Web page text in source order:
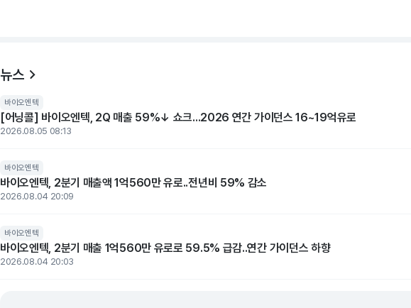
뉴스
바이오엔텍
[어닝콜] 바이오엔텍, 2Q 매출 59%↓ 쇼크...2026 연간 가이던스 16~19억유로
2026.08.05 08:13
바이오엔텍
바이오엔텍, 2분기 매출액 1억560만 유로..전년비 59% 감소
2026.08.04 20:09
바이오엔텍
바이오엔텍, 2분기 매출 1억560만 유로로 59.5% 급감..연간 가이던스 하향
2026.08.04 20:03